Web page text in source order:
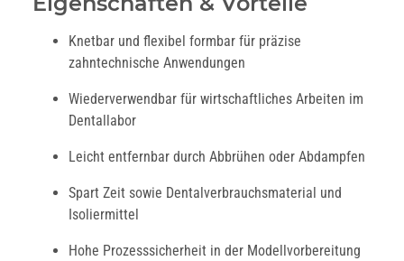
Knetbar und flexibel formbar für präzise
zahntechnische Anwendungen
Wiederverwendbar für wirtschaftliches Arbeiten im
Dentallabor
Leicht entfernbar durch Abbrühen oder Abdampfen
Spart Zeit sowie Dentalverbrauchsmaterial und
Isoliermittel
Hohe Prozesssicherheit in der Modellvorbereitung